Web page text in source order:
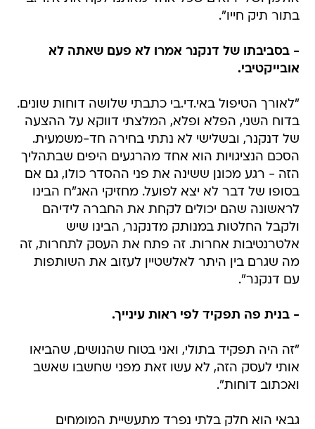
בתור תיק חייו".
- בסביבתו של דנקנר אמרו לא פעם שאתה לא
אובייקטיבי.
"לאורך הטיפול באי.די.בי כתבתי שלושה דוחות שונים.
בדוח השני, הפלא ופלא, המלצתי דווקא על ההצעה
של דנקנר, ובשלישי לא נתתי בחירה חד-משמעית.
הסכם הנציגויות הוא אחד מהרגעים היפים שבתהליך
הזה - רגע מכונן ששינה את פני ההסדר כולו, גם אם
בסופו של דבר לא יצא לפועל. מחזיקי האג"ח הבינו
לראשונה שהם יכולים לקחת את החברה לידיהם
ולקבל החלטות במנותק מדנקנר, הבינו שיש
אלטרנטיבות אחרות. זה פתח את העסק לתחרות, זה
מה שגרם בין היתר לאלשטיין לעזוב את השותפות
עם דנקנר".
- בנית פה תפקיד לפי ראות עינייך.
"זה היה תפקיד בתולי, ואני בטוח שהנושים, שהביאו
אותי לעסק הזה, לא עשו זאת מפני שחשבו שאשב
ואכתוב דוחות".
גבאי הוא חלק בלתי נפרד מתעשיית המומחים